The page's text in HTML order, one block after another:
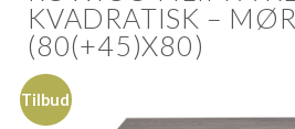
KVADRATISK –
(80(+45)X80)
Tilbud